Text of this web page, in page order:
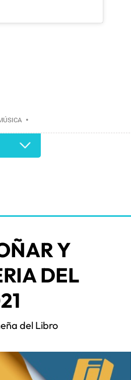
•
Y
DEL
del Libro